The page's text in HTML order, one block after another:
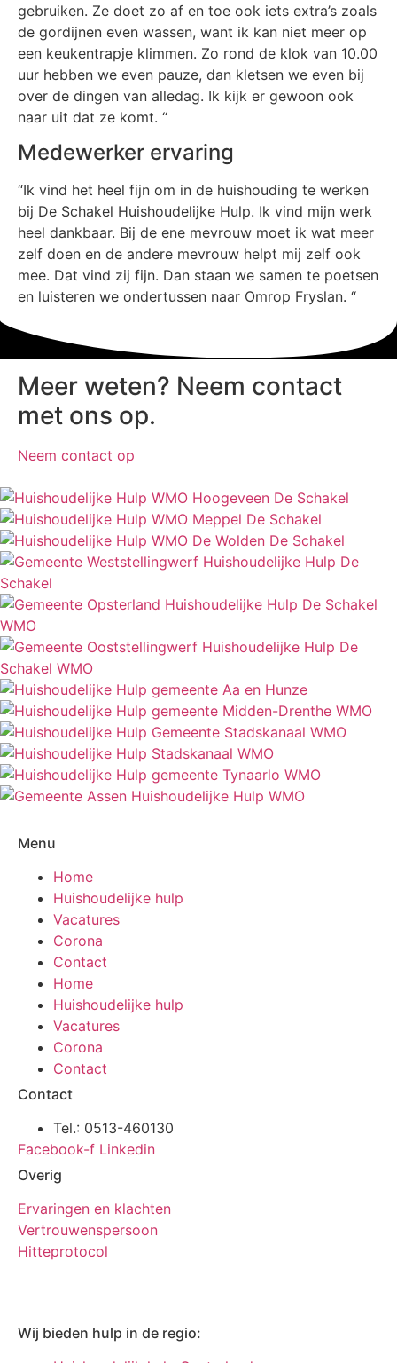
gebruiken. Ze doet zo af en toe ook iets extra’s zoals
de gordijnen even wassen, want ik kan niet meer op
een keukentrapje klimmen. Zo rond de klok van 10.00
uur hebben we even pauze, dan kletsen we even bij
over de dingen van alledag. Ik kijk er gewoon ook
naar uit dat ze komt. “
Medewerker ervaring
“Ik vind het heel fijn om in de huishouding te werken
bij De Schakel Huishoudelijke Hulp. Ik vind mijn werk
heel dankbaar. Bij de ene mevrouw moet ik wat meer
zelf doen en de andere mevrouw helpt mij zelf ook
mee. Dat vind zij fijn. Dan staan we samen te poetsen
en luisteren we ondertussen naar Omrop Fryslan. “
Meer weten? Neem contact
met ons op.
Neem contact op
Menu
Home
Huishoudelijke hulp
Vacatures
Corona
Contact
Home
Huishoudelijke hulp
Vacatures
Corona
Contact
Contact
Tel.: 0513-460130
Facebook-f Linkedin
Overig
Ervaringen en klachten
Vertrouwenspersoon
Hitteprotocol
Wij bieden hulp in de regio: